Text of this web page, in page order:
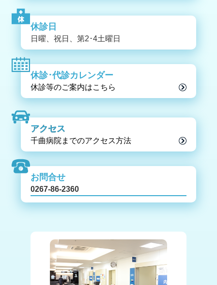
休診日
日曜、祝日、第2･4土曜日
休診･代診カレンダー
休診等のご案内はこちら
アクセス
千曲病院までのアクセス方法
お問合せ
0267-86-2360